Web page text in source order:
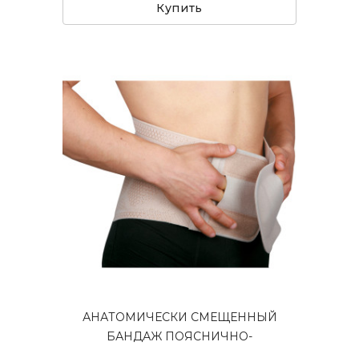
Купить
АНАТОМИЧЕСКИ СМЕЩЕННЫЙ
БАНДАЖ ПОЯСНИЧНО-